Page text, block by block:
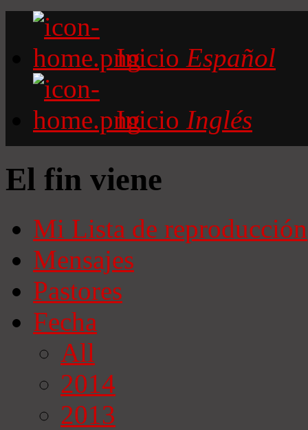
Inicio Español
Inicio Inglés
El fin viene
Mi Lista de reproducción
Mensajes
Pastores
Fecha
All
2014
2013